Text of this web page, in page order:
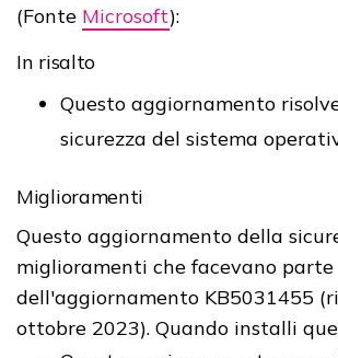
(Fonte Microsoft):
In risalto
Questo aggiornamento
sicurezza del sistema
Miglioramenti
Questo aggiornamento della
miglioramenti che facevano parte
dell'aggiornamento KB5031455
ottobre 2023). Quando installi